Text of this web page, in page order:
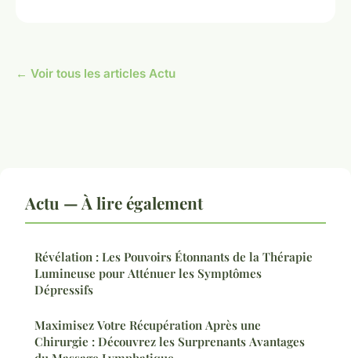
← Voir tous les articles Actu
Actu — À lire également
Révélation : Les Pouvoirs Étonnants de la Thérapie
Lumineuse pour Atténuer les Symptômes
Dépressifs
Maximisez Votre Récupération Après une
Chirurgie : Découvrez les Surprenants Avantages